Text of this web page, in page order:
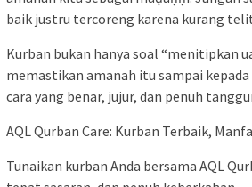
baik justru tercoreng karena kurang
Kurban bukan hanya soal “menitipkan
memastikan amanah itu sampai
cara yang benar, jujur, dan penuh
AQL Qurban Care: Kurban Terbaik,
Tunaikan kurban Anda bersama AQL